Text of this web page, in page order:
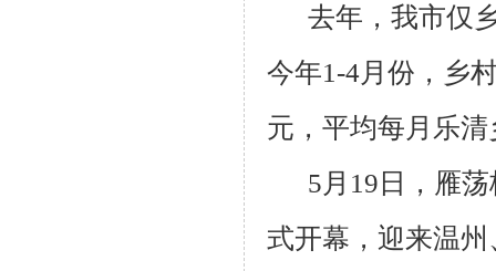
去年，我市仅
今年1-4月份，乡
元，平均每月乐
5月 19 日，雁
式开幕，迎来温